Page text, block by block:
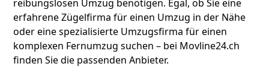
reibungslosen Umzug benötigen. Egal, ob Sie eine
erfahrene Zügelfirma für einen Umzug in der Nähe
oder eine spezialisierte Umzugsfirma für einen
komplexen Fernumzug suchen – bei Movline24.ch
finden Sie die passenden Anbieter.